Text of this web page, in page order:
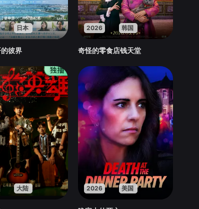
日本
彼界
2026 韩国
奇怪的零食店钱天堂
大陆 2026 美国